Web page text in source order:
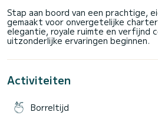
Stap aan boord van een prachtige,
gemaakt voor onvergetelijke
elegantie, royale ruimte en verfijnd
Activiteiten
Borreltijd